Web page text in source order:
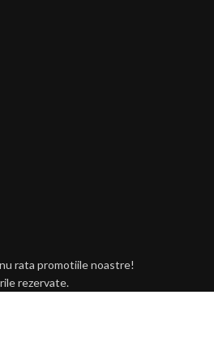
rata promotiile noastre!
rezervate.